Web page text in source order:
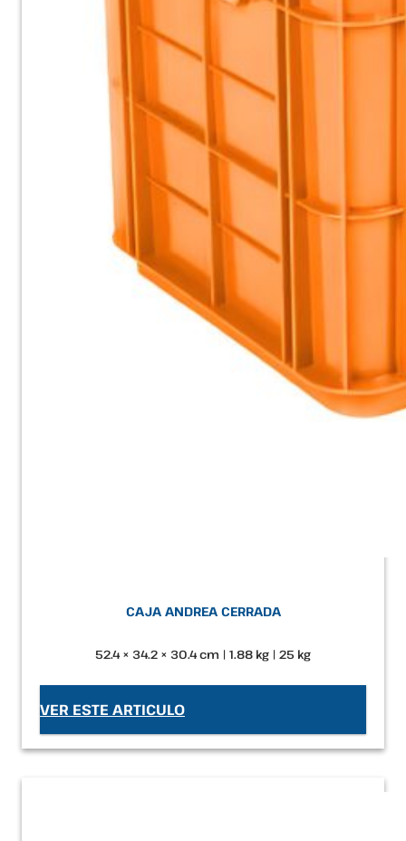
CAJA ANDREA CERRADA
52.4 × 34.2 × 30.4 cm | 1.88 kg | 25 kg
VER ESTE ARTICULO